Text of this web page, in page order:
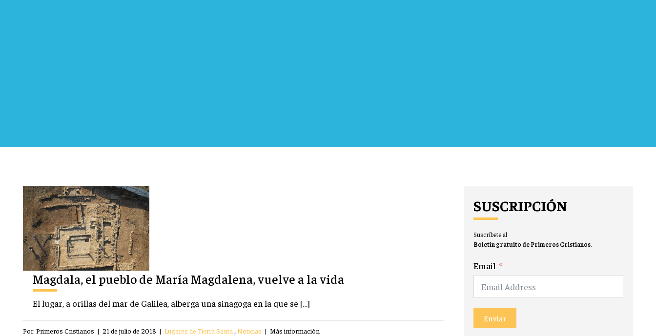
Magdala, el pueblo de María Magdalena, vuelve a la vida
El lugar, a orillas del mar de Galilea, alberga una sinagoga en la que se […]
Por: Primeros Cristianos | 21 de julio de 2018 | Lugares de Tierra Santa , Noticias | Más información
SUSCRIPCIÓN
Suscríbete al
Boletín gratuito de Primeros Cristianos.
Email
Enviar